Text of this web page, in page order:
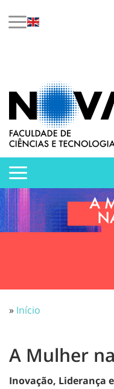
» Início
A Mulher
Inovação, Liderança